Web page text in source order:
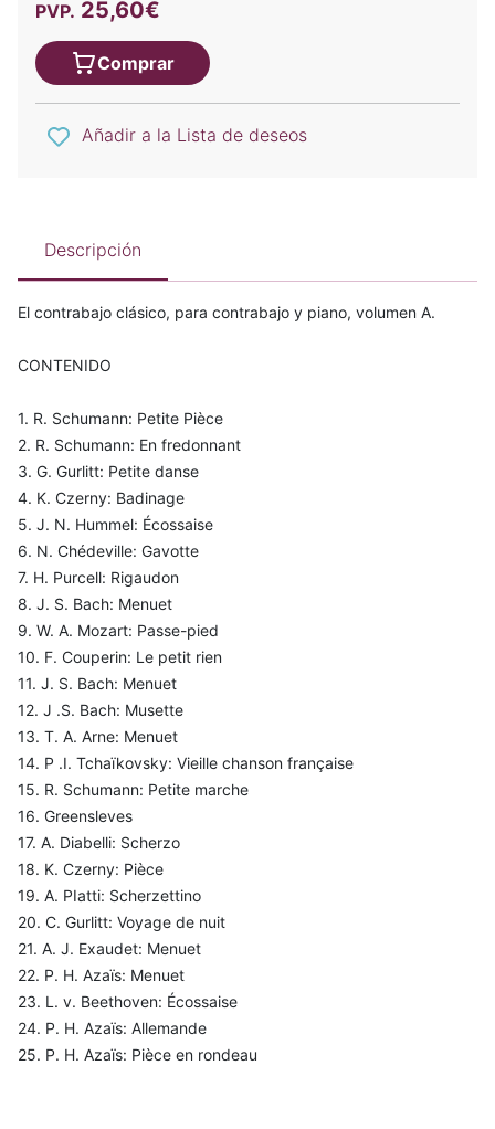
PVP. 25,60€
Comprar
Añadir a la Lista de deseos
Descripción
El contrabajo clásico, para contrabajo y piano, volumen A.
CONTENIDO
1. R. Schumann: Petite Pièce
2. R. Schumann: En fredonnant
3. G. Gurlitt: Petite danse
4. K. Czerny: Badinage
5. J. N. Hummel: Écossaise
6. N. Chédeville: Gavotte
7. H. Purcell: Rigaudon
8. J. S. Bach: Menuet
9. W. A. Mozart: Passe-pied
10. F. Couperin: Le petit rien
11. J. S. Bach: Menuet
12. J .S. Bach: Musette
13. T. A. Arne: Menuet
14. P .I. Tchaïkovsky: Vieille chanson française
15. R. Schumann: Petite marche
16. Greensleves
17. A. Diabelli: Scherzo
18. K. Czerny: Pièce
19. A. PIatti: Scherzettino
20. C. Gurlitt: Voyage de nuit
21. A. J. Exaudet: Menuet
22. P. H. Azaïs: Menuet
23. L. v. Beethoven: Écossaise
24. P. H. Azaïs: Allemande
25. P. H. Azaïs: Pièce en rondeau